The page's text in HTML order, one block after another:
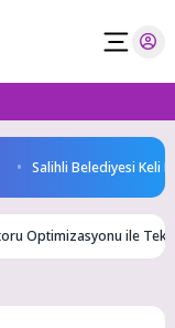
Salihli Belediyesi Keli
Optimizasyonu ile